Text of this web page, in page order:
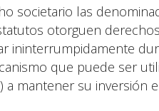
societario las
otorguen
ininterrumpidamente
que puede ser
a mantener su inversión